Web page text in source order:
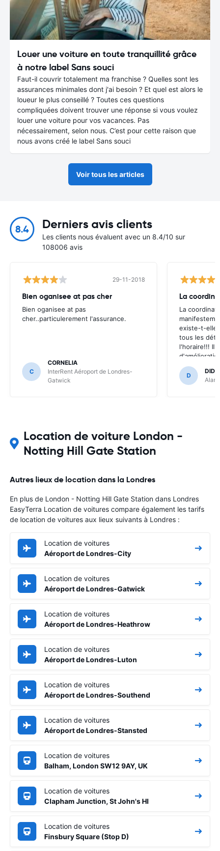
Louer une voiture en toute tranquillité grâce
à notre label Sans souci
Faut-il couvrir totalement ma franchise ? Quelles sont les
assurances minimales dont j'ai besoin ? Et quel est alors le
loueur le plus conseillé ? Toutes ces questions
compliquées doivent trouver une réponse si vous voulez
louer une voiture pour vos vacances. Pas
nécessairement, selon nous. C’est pour cette raison que
nous avons créé le label Sans souci
Voir tous les articles
8.4 Derniers avis clients
Les clients nous évaluent avec un 8.4/10 sur
108006 avis
29-11-2018
Bien oganisee at pas cher
Bien oganisee at pas
cher..particulerement l'assurance.
C
CORNELIA
InterRent Aéroport de Londres-
Gatwick
La
La
existe-t-elle
tous les
l'horaire!!! Il
possible
tout de
véhicule
D
Location de voiture London -
Notting Hill Gate Station
Autres lieux de location dans la Londres
En plus de London - Notting Hill Gate Station dans Londres
EasyTerra Location de voitures compare également les tarifs
de location de voitures aux lieux suivants à Londres :
Location de voitures
Aéroport de Londres-City
Location de voitures
Aéroport de Londres-Gatwick
Location de voitures
Aéroport de Londres-Heathrow
Location de voitures
Aéroport de Londres-Luton
Location de voitures
Aéroport de Londres-Southend
Location de voitures
Aéroport de Londres-Stansted
Location de voitures
Balham, London SW12 9AY, UK
Location de voitures
Clapham Junction, St John's Hl
Location de voitures
Finsbury Square (Stop D)